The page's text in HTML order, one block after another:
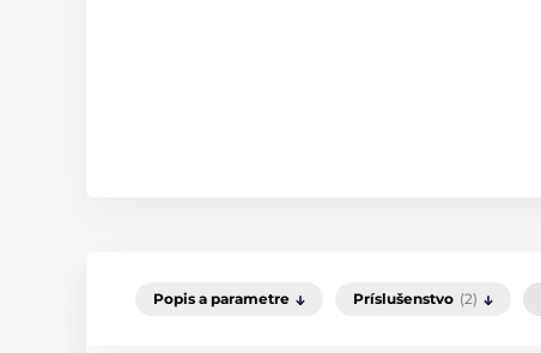
Popis a parametre Príslušenstvo (2)